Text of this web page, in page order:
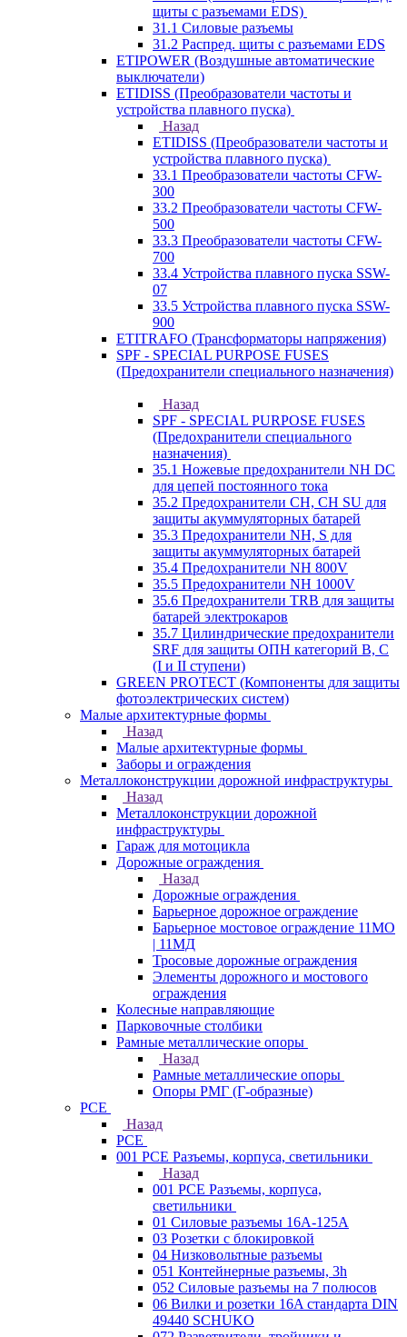
щиты с разъемами EDS)
31.1 Силовые разъемы
31.2 Распред. щиты с разъемами EDS
ETIPOWER (Воздушные автоматические
выключатели)
ETIDISS (Преобразователи частоты и
устройства плавного пуска)
Назад
ETIDISS (Преобразователи частоты и
устройства плавного пуска)
33.1 Преобразователи частоты CFW-
300
33.2 Преобразователи частоты CFW-
500
33.3 Преобразователи частоты CFW-
700
33.4 Устройства плавного пуска SSW-
07
33.5 Устройства плавного пуска SSW-
900
ETITRAFO (Трансформаторы напряжения)
SPF - SPECIAL PURPOSE FUSES
(Предохранители специального назначения)
Назад
SPF - SPECIAL PURPOSE FUSES
(Предохранители специального
назначения)
35.1 Ножевые предохранители NH DC
для цепей постоянного тока
35.2 Предохранители CH, CH SU для
защиты акуммуляторных батарей
35.3 Предохранители NH, S для
защиты акуммуляторных батарей
35.4 Предохранители NH 800V
35.5 Предохранители NH 1000V
35.6 Предохранители TRB для защиты
батарей электрокаров
35.7 Цилиндрические предохранители
SRF для защиты ОПН категорий B, C
(I и II ступени)
GREEN PROTECT (Компоненты для защиты
фотоэлектрических систем)
Малые архитектурные формы
Назад
Малые архитектурные формы
Заборы и ограждения
Металлоконструкции дорожной инфраструктуры
Назад
Металлоконструкции дорожной
инфраструктуры
Гараж для мотоцикла
Дорожные ограждения
Назад
Дорожные ограждения
Барьерное дорожное ограждение
Барьерное мостовое ограждение 11МО
| 11МД
Тросовые дорожные ограждения
Элементы дорожного и мостового
ограждения
Колесные направляющие
Парковочные столбики
Рамные металлические опоры
Назад
Рамные металлические опоры
Опоры РМГ (Г-образные)
PCE
Назад
PCE
001 PCE Разъемы, корпуса, светильники
Назад
001 PCE Разъемы, корпуса,
светильники
01 Силовые разъемы 16А-125А
03 Розетки с блокировкой
04 Низковольтные разъемы
051 Контейнерные разъемы, 3h
052 Силовые разъемы на 7 полюсов
06 Вилки и розетки 16A стандарта DIN
49440 SCHUKO